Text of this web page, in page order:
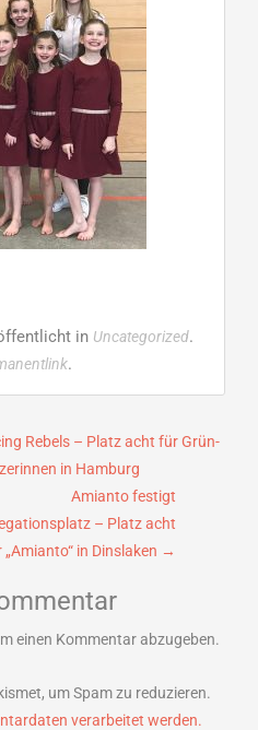
in Uncategorized.
.
Rebels – Platz acht für Grün-
in Hamburg
Amianto festigt
– Platz acht
„Amianto“ in Dinslaken →
einen Kommentar abzugeben.
um Spam zu reduzieren.
verarbeitet werden.